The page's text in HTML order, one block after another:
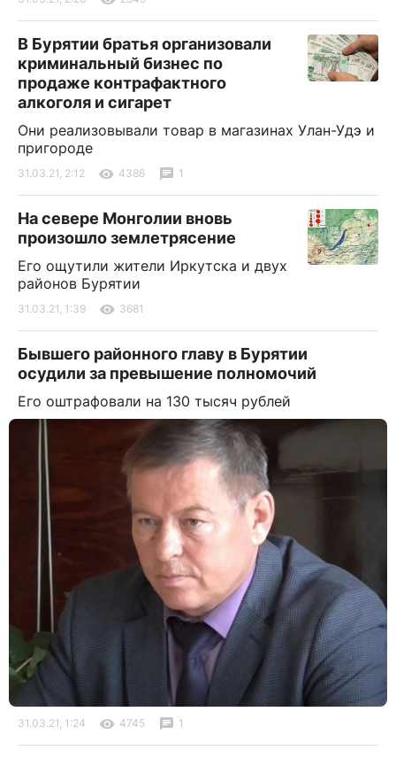
В Бурятии братья организовали
криминальный бизнес по
продаже контрафактного
алкоголя и сигарет
Они реализовывали товар в магазинах Улан-Удэ и
пригороде
31.03.21, 2:12 4386 1
На севере Монголии вновь
произошло землетрясение
Его ощутили жители Иркутска и двух
районов Бурятии
31.03.21, 1:39 3681
Бывшего районного главу в Бурятии
осудили за превышение полномочий
Его оштрафовали на 130 тысяч рублей
31.03.21, 1:24 4745 1